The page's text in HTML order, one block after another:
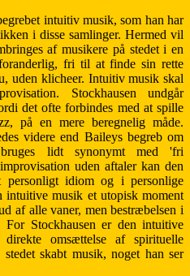
intuitiv musik, som han har
i disse samlinger. Hermed vil
af musikere på stedet i en
fri til at finde sin rette
uden klicheer. Intuitiv musik skal
Stockhausen undgår
det ofte forbindes med at spille
på en mere beregnelig måde.
videre end Baileys begreb om
lidt synonymt med 'fri
uden aftaler kan den
idiom og i personlige
intuitive musik et utopisk moment
af alle vaner, men bestræbelsen i
Stockhausen er den intuitive
omsættelse af spirituelle
skabt musik, noget han ser